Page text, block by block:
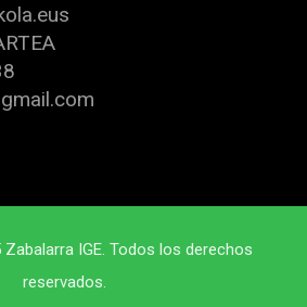
IGE. Todos los derechos
reservados.